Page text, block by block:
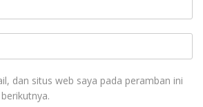
dan situs web saya pada peramban ini